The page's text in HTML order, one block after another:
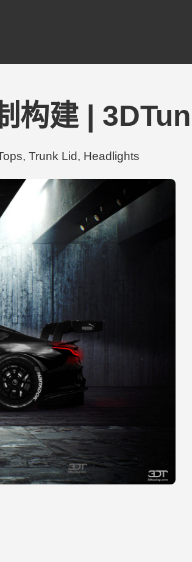
构建 |
Trunk Lid, Headlights